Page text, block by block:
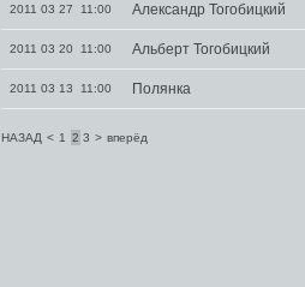
2011 03 27 11:00 Александр Тогобицкий
2011 03 20 11:00 Альберт Тогобицкий
2011 03 13 11:00 Полянка
НАЗАД < 1 2 3 > вперёд